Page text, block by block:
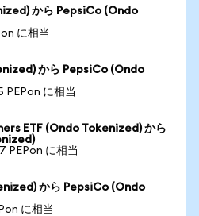
から PepsiCo (Ondo
に相当
から PepsiCo (Ondo
PEPon に相当
ETF (Ondo Tokenized) から
PEPon に相当
から PepsiCo (Ondo
に相当